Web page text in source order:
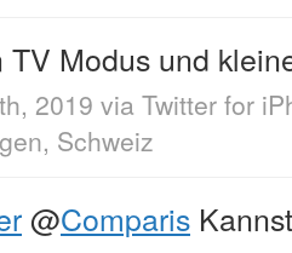
TV Modus und
2019 via Twitter for
Schweiz
@Comparis